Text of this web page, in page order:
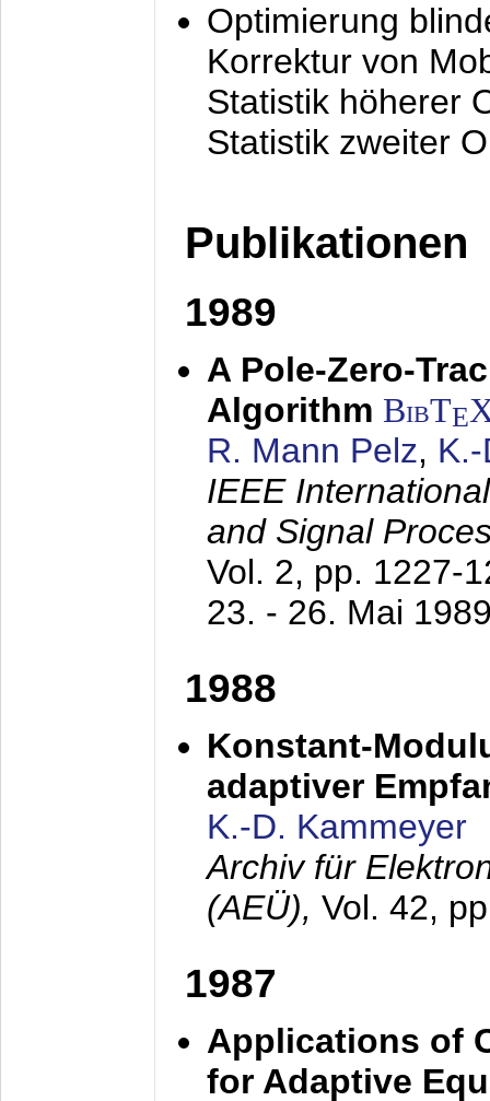
Optimierung
Korrektur von
Statistik höherer
Statistik zweiter
Publikationen
1989
A Pole-Zero-
Algorithm BibTE
R. Mann Pelz,
IEEE
and Signal
Vol. 2, pp. 1227-
23. - 26. Mai
1988
Konstant-
adaptiver
K.-D. Kammeyer
Archiv für
(AEÜ), Vol. 42,
1987
Applications of
for Adaptive